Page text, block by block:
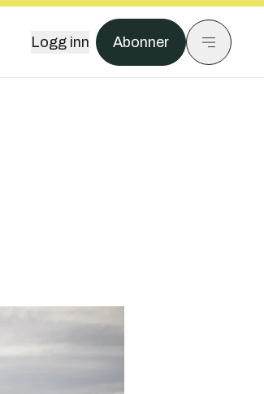
Logg inn Abonner